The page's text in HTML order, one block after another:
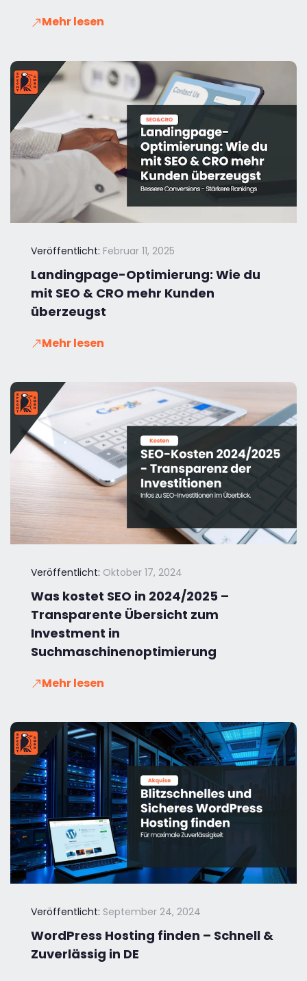
Mehr lesen
Veröffentlicht: Februar 11, 2025
Landingpage-Optimierung: Wie du
mit SEO & CRO mehr Kunden
überzeugst
Mehr lesen
Veröffentlicht: Oktober 17, 2024
Was kostet SEO in 2024/2025 –
Transparente Übersicht zum
Investment in
Suchmaschinenoptimierung
Mehr lesen
Veröffentlicht: September 24, 2024
WordPress Hosting finden – Schnell &
Zuverlässig in DE